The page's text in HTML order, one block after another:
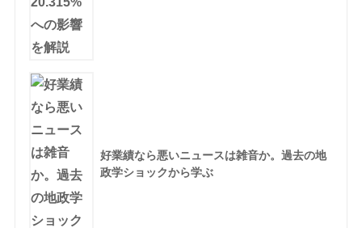
好業績なら悪いニュースは雑音か。過去の地
政学ショックから学ぶ